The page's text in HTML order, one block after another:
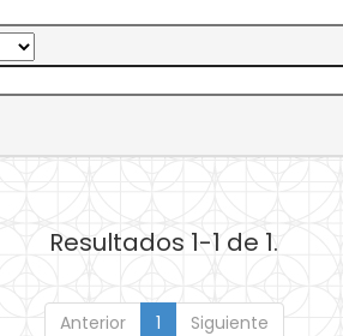
Resultados 1-1 de 1.
Anterior 1 Siguiente